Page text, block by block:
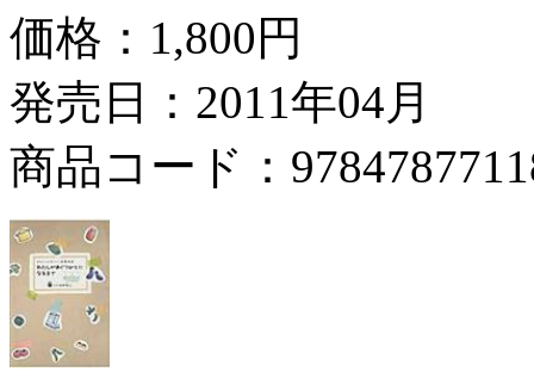
価格： 1,800円
発売日：2011年04月
商品コード：